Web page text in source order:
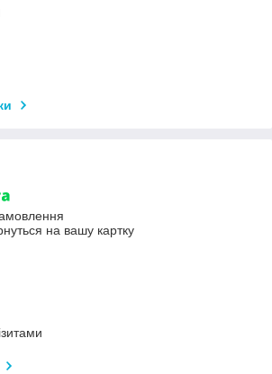
на вашу картку